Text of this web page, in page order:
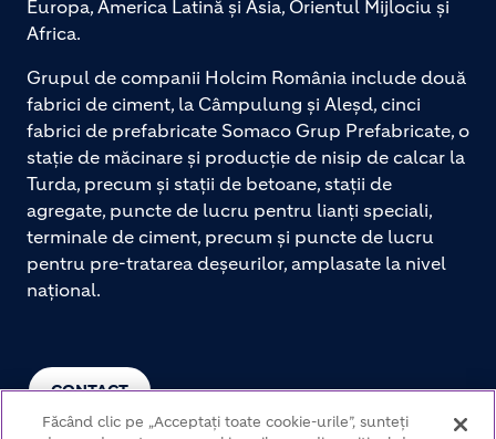
CONTACT
Europa, America Latină și Asia, Orientul Mijlociu și
Africa.
Grupul de companii Holcim România include două
fabrici de ciment, la Câmpulung și Aleșd, cinci
fabrici de prefabricate Somaco Grup Prefabricate, o
stație de măcinare și producție de nisip de calcar la
Turda, precum și stații de betoane, stații de
agregate, puncte de lucru pentru lianți speciali,
terminale de ciment, precum și puncte de lucru
pentru pre-tratarea deșeurilor, amplasate la nivel
național.
Făcând clic pe „Acceptați toate cookie-urile”, sunteți